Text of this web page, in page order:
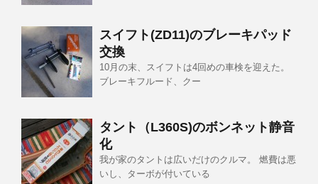
スイフト(ZD11)のブレーキパッド
交換
10月の末、スイフトは4回めの車検を迎えた。
ブレーキフルード、クー
タント（L360S)のボンネット静音
化
我が家のタントは広いだけのクルマ。 燃費は悪
いし、ターボが付いている